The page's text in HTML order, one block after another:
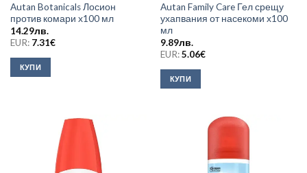
Autan Botanicals Лосион
против комари х100 мл
14.29лв.
EUR: 7.31€
КУПИ
Autan Family Care Гел срещу
ухапвания от насекоми х100
мл
9.89лв.
EUR:5.06€
КУПИ